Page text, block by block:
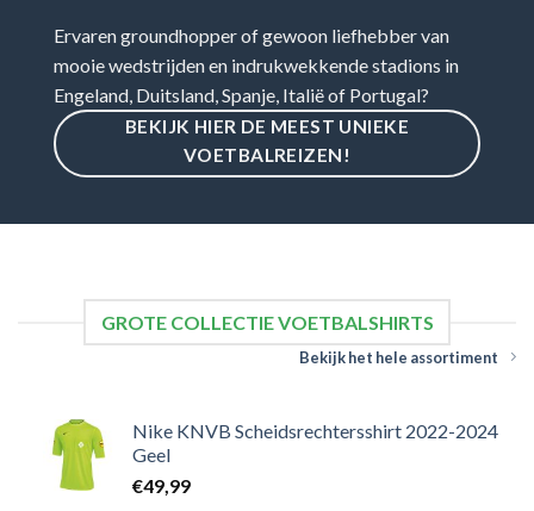
Ervaren groundhopper of gewoon liefhebber van
mooie wedstrijden en indrukwekkende stadions in
Engeland, Duitsland, Spanje, Italië of Portugal?
BEKIJK HIER DE MEEST UNIEKE
VOETBALREIZEN!
GROTE COLLECTIE VOETBALSHIRTS
Bekijk het hele assortiment
Nike KNVB Scheidsrechtersshirt 2022-2024
Geel
€49,99